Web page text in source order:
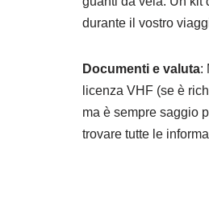
durante il vostro
Documenti e valuta:
licenza VHF (se è
ma è sempre saggio
trovare tutte le